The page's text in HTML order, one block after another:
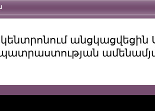
անցկացվեցին